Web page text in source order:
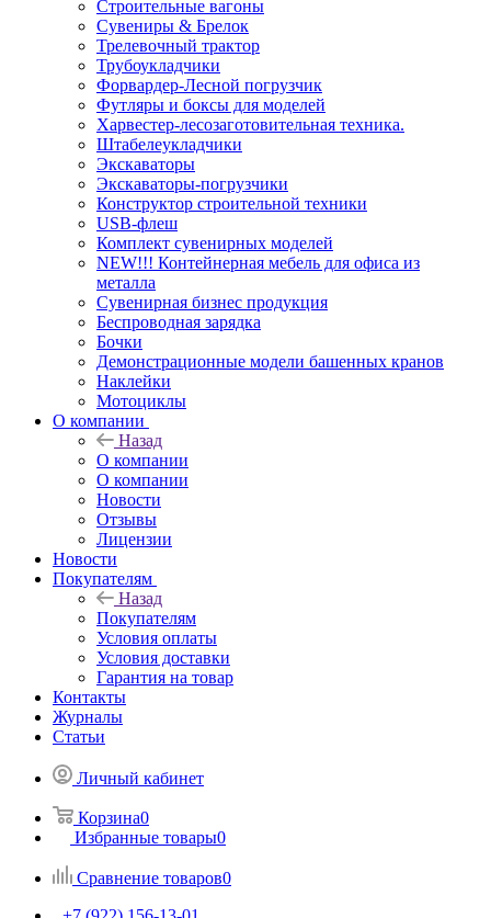
Строительные вагоны
Сувениры & Брелок
Трелевочный трактор
Трубоукладчики
Форвардер-Лесной погрузчик
Футляры и боксы для моделей
Харвестер-лесозаготовительная техника.
Штабелеукладчики
Экскаваторы
Экскаваторы-погрузчики
Конструктор строительной техники
USB-флеш
Комплект сувенирных моделей
NEW!!! Контейнерная мебель для офиса из
металла
Сувенирная бизнес продукция
Беспроводная зарядка
Бочки
Демонстрационные модели башенных кранов
Наклейки
Мотоциклы
О компании
Назад
О компании
О компании
Новости
Отзывы
Лицензии
Новости
Покупателям
Назад
Покупателям
Условия оплаты
Условия доставки
Гарантия на товар
Контакты
Журналы
Статьи
Личный кабинет
Корзина0
Избранные товары0
Сравнение товаров0